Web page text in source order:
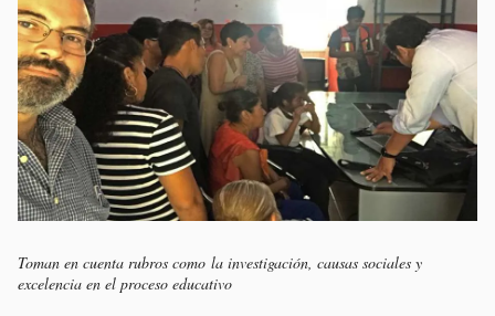
Toman en cuenta rubros como la investigación, causas sociales y
excelencia en el proceso educativo